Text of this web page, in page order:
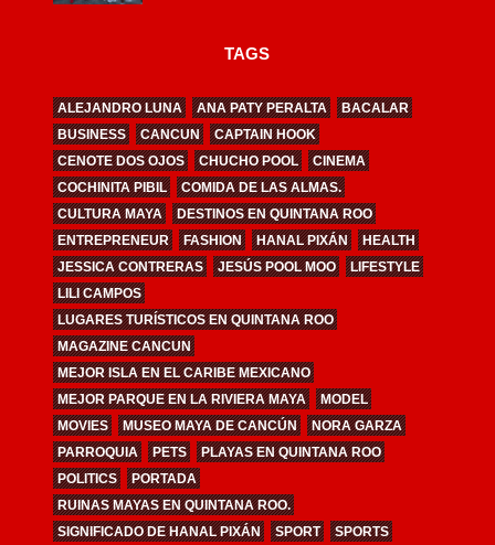
TAGS
ALEJANDRO LUNA ANA PATY PERALTA
BACALAR
BUSINESS
CANCUN
CAPTAIN HOOK
CENOTE DOS OJOS
CHUCHO POOL
CINEMA
COCHINITA PIBIL
COMIDA DE LAS ALMAS.
CULTURA MAYA
DESTINOS EN QUINTANA ROO
ENTREPRENEUR
FASHION HANAL PIXÁN
HEALTH
JESSICA CONTRERAS
JESÚS POOL MOO
LIFESTYLE
LILI CAMPOS
LUGARES TURÍSTICOS EN QUINTANA ROO
MAGAZINE CANCUN
MEJOR ISLA EN EL CARIBE MEXICANO
MEJOR PARQUE EN LA RIVIERA MAYA
MODEL
MOVIES
MUSEO MAYA DE CANCÚN
NORA GARZA
PARROQUIA
PETS
PLAYAS EN QUINTANA ROO
POLITICS
PORTADA
RUINAS MAYAS EN QUINTANA ROO.
SIGNIFICADO DE HANAL PIXÁN
SPORT SPORTS